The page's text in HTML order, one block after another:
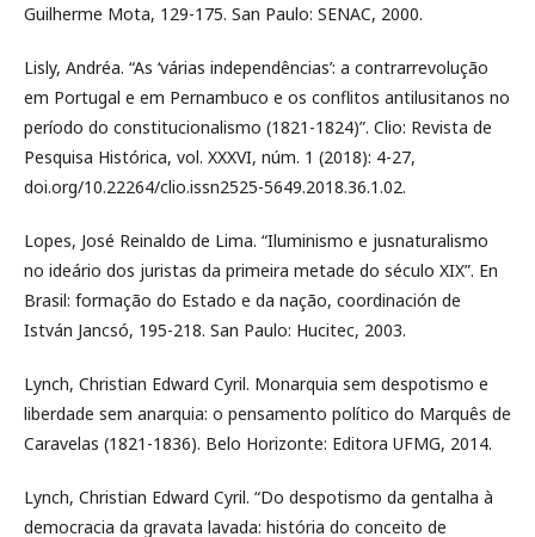
Guilherme Mota, 129-175. San Paulo: SENAC, 2000.
Lisly, Andréa. “As ‘várias independências’: a contrarrevolução
em Portugal e em Pernambuco e os conflitos antilusitanos no
período do constitucionalismo (1821-1824)”. Clio: Revista de
Pesquisa Histórica, vol. XXXVI, núm. 1 (2018): 4-27,
doi.org/10.22264/clio.issn2525-5649.2018.36.1.02.
Lopes, José Reinaldo de Lima. “Iluminismo e jusnaturalismo
no ideário dos juristas da primeira metade do século XIX”. En
Brasil: formação do Estado e da nação, coordinación de
István Jancsó, 195-218. San Paulo: Hucitec, 2003.
Lynch, Christian Edward Cyril. Monarquia sem despotismo e
liberdade sem anarquia: o pensamento político do Marquês de
Caravelas (1821-1836). Belo Horizonte: Editora UFMG, 2014.
Lynch, Christian Edward Cyril. “Do despotismo da gentalha à
democracia da gravata lavada: história do conceito de